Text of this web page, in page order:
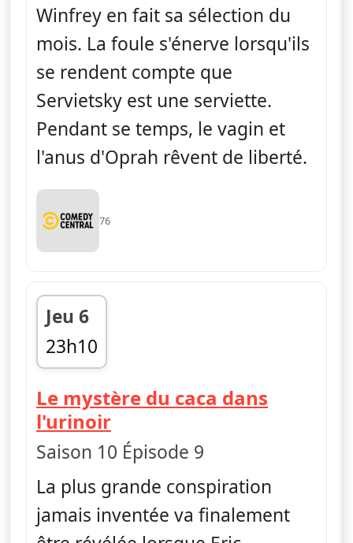
Winfrey en fait sa sélection du
mois. La foule s'énerve lorsqu'ils
se rendent compte que
Servietsky est une serviette.
Pendant se temps, le vagin et
l'anus d'Oprah rêvent de liberté.
76
Jeu 6
23h10
fin 23h35
Le mystère du caca dans
l'urinoir— South Park
Saison 10 Épisode 9
La plus grande conspiration
jamais inventée va finalement